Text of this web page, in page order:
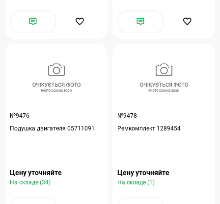
№9476
Подушка двигателя 05711091
Цену уточняйте
На складе (34)
№9478
Ремкомплект 1289454
Цену уточняйте
На складе (1)